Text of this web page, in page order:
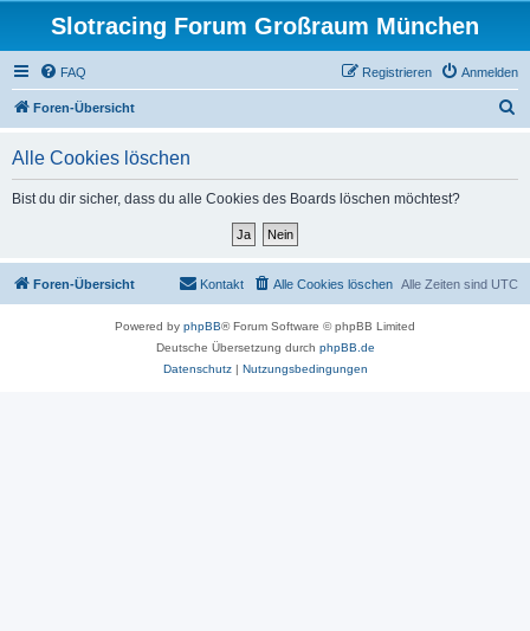
Slotracing Forum Großraum München
FAQ Anmelden
Registrieren
Foren-Übersicht
Alle Cookies löschen
Bist du dir sicher, dass du alle Cookies des Boards löschen möchtest?
Foren-Übersicht Alle Zeiten sind UTC
Alle Cookies löschen
Kontakt
Powered by phpBB® Forum Software © phpBB Limited
Deutsche Übersetzung durch phpBB.de
Datenschutz| Nutzungsbedingungen